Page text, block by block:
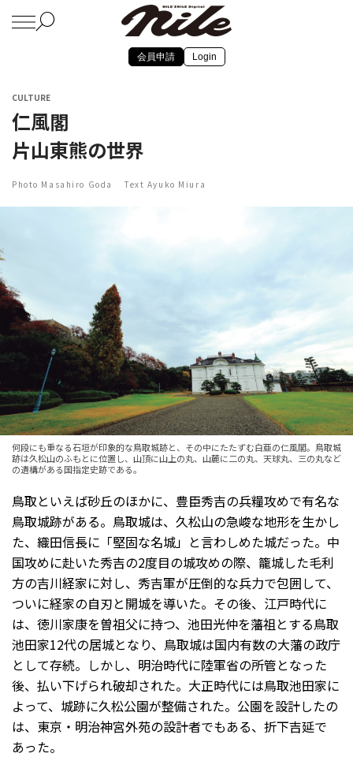
会員申請 Login
CULTURE
仁風閣
片山東熊の世界
Photo Masahiro Goda Text Ayuko Miura
何段にも重なる石垣が印象的な鳥取城跡と、その中にたたずむ白亜の仁風閣。鳥取城
跡は久松山のふもとに位置し、山頂に山上の丸、山麓に二の丸、天球丸、三の丸など
の遺構がある国指定史跡である。
鳥取といえば砂丘のほかに、豊臣秀吉の兵糧攻めで有名な
鳥取城跡がある。鳥取城は、久松山の急峻な地形を生かし
た、織田信長に「堅固な名城」と言わしめた城だった。中
国攻めに赴いた秀吉の2度目の城攻めの際、籠城した毛利
方の吉川経家に対し、秀吉軍が圧倒的な兵力で包囲して、
ついに経家の自刃と開城を導いた。その後、江戸時代に
は、徳川家康を曽祖父に持つ、池田光仲を藩祖とする鳥取
池田家12代の居城となり、鳥取城は国内有数の大藩の政庁
として存続。しかし、明治時代に陸軍省の所管となった
後、払い下げられ破却された。大正時代には鳥取池田家に
よって、城跡に久松公園が整備された。公園を設計したの
は、東京・明治神宮外苑の設計者でもある、折下吉延で
あった。